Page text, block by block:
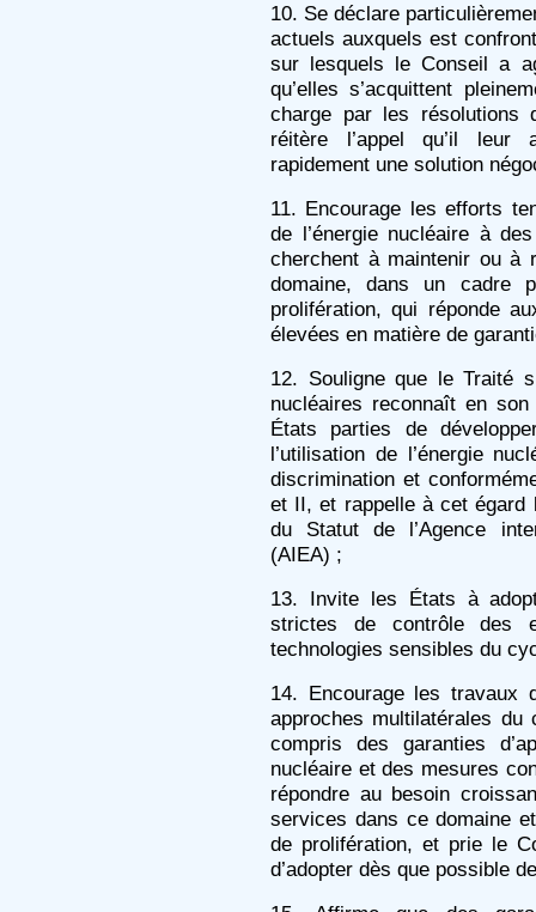
10. Se déclare
actuels auxquels est
sur lesquels le Conseil a
qu’elles s’acquittent
charge par les résolutions
réitère l’appel qu’il leur
rapidement une solution
11. Encourage les efforts
de l’énergie nucléaire à
cherchent à maintenir ou à
domaine, dans un cadre
prolifération, qui réponde
élevées en matière de
12. Souligne que le Traité
nucléaires reconnaît en
États parties de
l’utilisation de l’énergie
discrimination et
et II, et rappelle à cet égard
du Statut de l’Agence
(AIEA) ;
13. Invite les États à
strictes de contrôle des
technologies sensibles du
14. Encourage les travaux
approches multilatérales
compris des garanties
nucléaire et des mesures
répondre au besoin
services dans ce domaine
de prolifération, et prie le
d’adopter dès que possible